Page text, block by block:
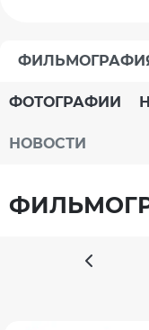
ФОТОГРАФИИ
НОВОСТИ